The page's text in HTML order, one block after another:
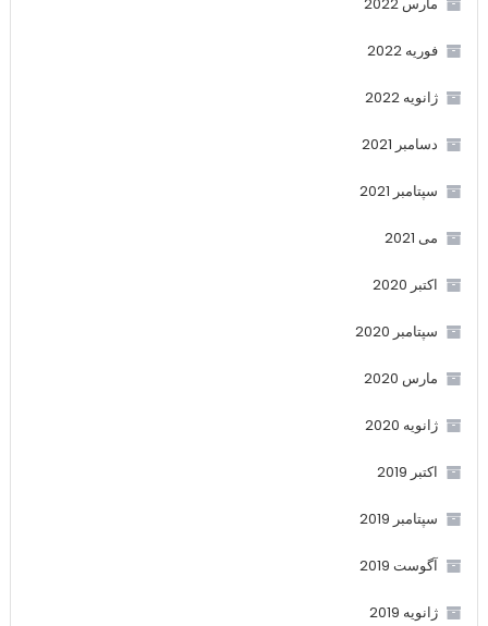
فوریه 2022
ژانویه 2022
دسامبر 2021
سپتامبر 2021
می 2021
اکتبر 2020
سپتامبر 2020
مارس 2020
ژانویه 2020
اکتبر 2019
سپتامبر 2019
آگوست 2019
ژانویه 2019